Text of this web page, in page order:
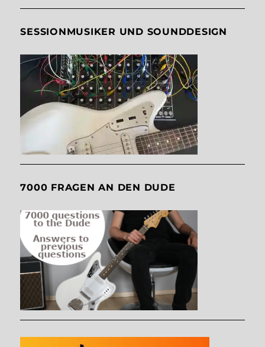
SESSIONMUSIKER UND SOUNDDESIGN
7000 FRAGEN AN DEN DUDE